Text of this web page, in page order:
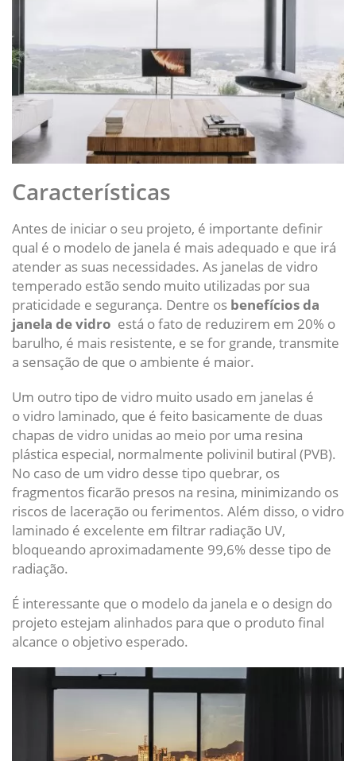
Características
Antes de iniciar o seu projeto, é importante definir
qual é o modelo de janela é mais adequado e que irá
atender as suas necessidades. As janelas de vidro
temperado estão sendo muito utilizadas por sua
praticidade e segurança. Dentre os benefícios da
janela de vidro está o fato de reduzirem em 20% o
barulho, é mais resistente, e se for grande, transmite
a sensação de que o ambiente é maior.
Um outro tipo de vidro muito usado em janelas é
ovidro laminado, que é feito basicamente de duas
chapas de vidro unidas ao meio por uma resina
plástica especial, normalmente polivinil butiral (PVB).
No caso de um vidro desse tipo quebrar, os
fragmentos ficarão presos na resina, minimizando os
riscos de laceração ou ferimentos. Além disso, o vidro
laminado é excelente em filtrar radiação UV,
bloqueando aproximadamente 99,6% desse tipo de
radiação.
É interessante que o modelo da janela e o design do
projeto estejam alinhados para que o produto final
alcance o objetivo esperado.